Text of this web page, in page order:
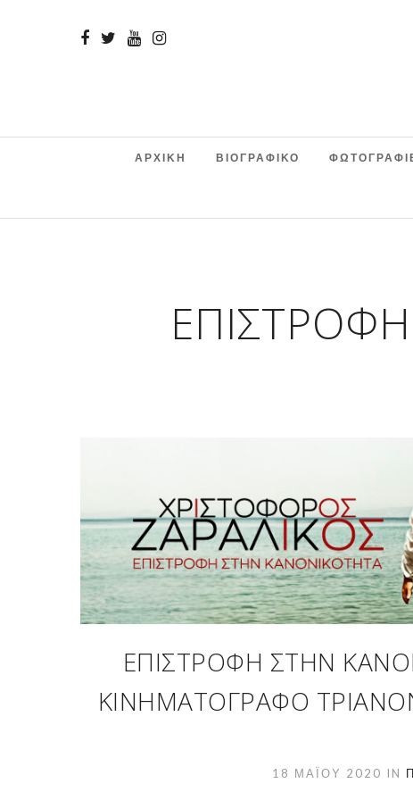
ΑΡΧΙΚΗ ΒΙΟΓΡΑΦΙΚΟ
ΕΠΙΣΤΡΟΦΉ ΣΤΗΝ
ΚΙΝΗΜΑΤΟΓΡΆΦΟ
18 ΜΑΪ́ΟΥ 2020 IN